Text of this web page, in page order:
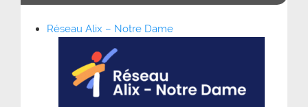
Réseau Alix – Notre Dame